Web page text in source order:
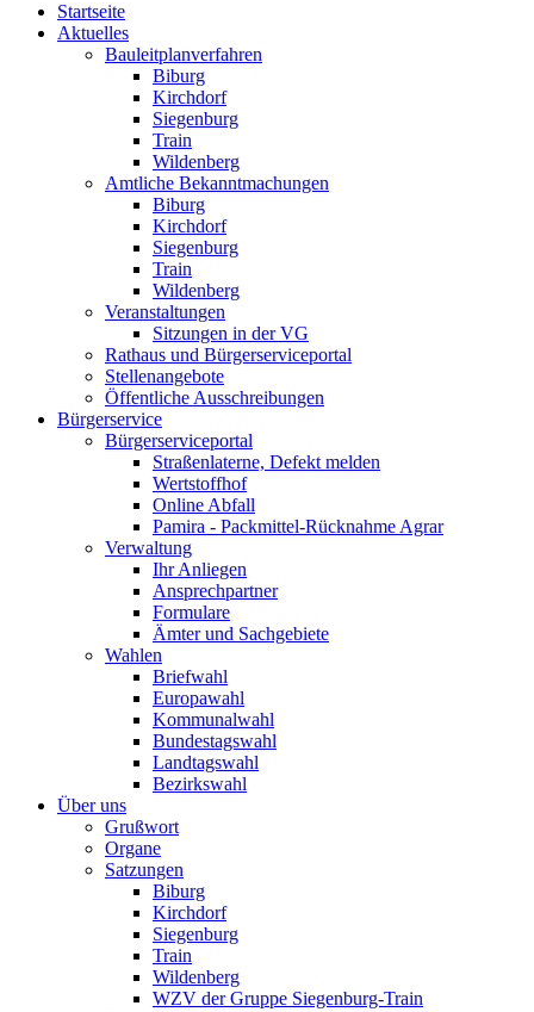
Startseite
Aktuelles
Bauleitplanverfahren
Biburg
Kirchdorf
Siegenburg
Train
Wildenberg
Amtliche Bekanntmachungen
Biburg
Kirchdorf
Siegenburg
Train
Wildenberg
Veranstaltungen
Sitzungen in der VG
Rathaus und Bürgerserviceportal
Stellenangebote
Öffentliche Ausschreibungen
Bürgerservice
Bürgerserviceportal
Straßenlaterne, Defekt melden
Wertstoffhof
Online Abfall
Pamira - Packmittel-Rücknahme Agrar
Verwaltung
Ihr Anliegen
Ansprechpartner
Formulare
Ämter und Sachgebiete
Wahlen
Briefwahl
Europawahl
Kommunalwahl
Bundestagswahl
Landtagswahl
Bezirkswahl
Über uns
Grußwort
Organe
Satzungen
Biburg
Kirchdorf
Siegenburg
Train
Wildenberg
WZV der Gruppe Siegenburg-Train